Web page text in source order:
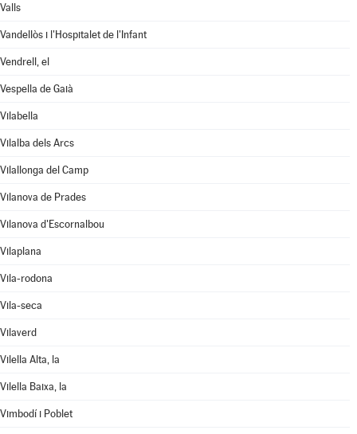
Valls
Vandellòs i l'Hospitalet de l'Infant
Vendrell, el
Vespella de Gaià
Vilabella
Vilalba dels Arcs
Vilallonga del Camp
Vilanova de Prades
Vilanova d'Escornalbou
Vilaplana
Vila-rodona
Vila-seca
Vilaverd
Vilella Alta, la
Vilella Baixa, la
Vimbodí i Poblet